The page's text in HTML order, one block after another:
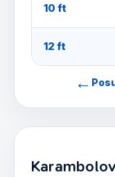
10 ft
12 ft
←